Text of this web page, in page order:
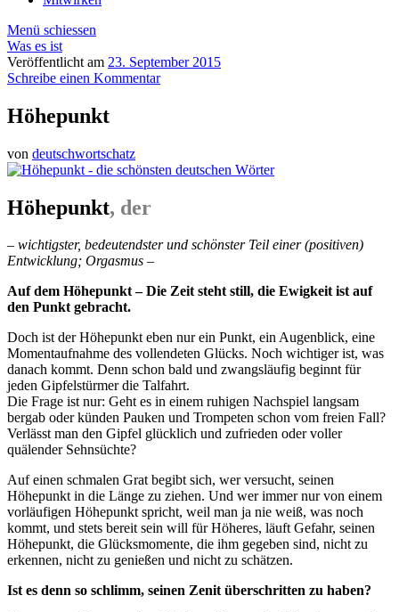
Menü schiessen
Was es ist
Veröffentlicht am 23. September 2015
Schreibe einen Kommentar
Höhepunkt
von deutschwortschatz
Höhepunkt, der
– wichtigster, bedeutendster und schönster Teil einer (positiven)
Entwicklung; Orgasmus –
Auf dem Höhepunkt – Die Zeit steht still, die Ewigkeit ist auf
den Punkt gebracht.
Doch ist der Höhepunkt eben nur ein Punkt, ein Augenblick, eine
Momentaufnahme des vollendeten Glücks. Noch wichtiger ist, was
danach kommt. Denn schon bald und zwangsläufig beginnt für
jeden Gipfelstürmer die Talfahrt.
Die Frage ist nur: Geht es in einem ruhigen Nachspiel langsam
bergab oder künden Pauken und Trompeten schon vom freien Fall?
Verlässt man den Gipfel glücklich und zufrieden oder voller
quälender Sehnsüchte?
Auf einen schmalen Grat begibt sich, wer versucht, seinen
Höhepunkt in die Länge zu ziehen. Und wer immer nur von einem
vorläufigen Höhepunkt spricht, weil man ja nie weiß, was noch
kommt, und stets bereit sein will für Höheres, läuft Gefahr, seinen
Höhepunkt, die Glücksmomente, die ihm gegeben sind, nicht zu
erkennen, nicht zu genießen und nicht zu schätzen.
Ist es denn so schlimm, seinen Zenit überschritten zu haben?